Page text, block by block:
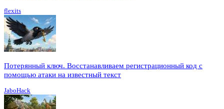
flexits
Потерянный ключ. Восстанавливаем регистрационный код с
помощью атаки на известный текст
JaboHack